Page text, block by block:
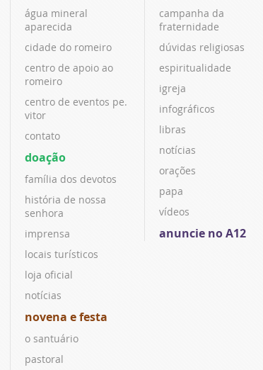
água mineral
aparecida
cidade do romeiro
centro de apoio ao
romeiro
centro de eventos pe.
vitor
contato
doação
família dos devotos
história de nossa
senhora
imprensa
locais turísticos
loja oficial
notícias
novena e festa
o santuário
pastoral
campanha da
fraternidade
dúvidas religiosas
espiritualidade
igreja
infográficos
libras
notícias
orações
papa
vídeos
anuncie no A12